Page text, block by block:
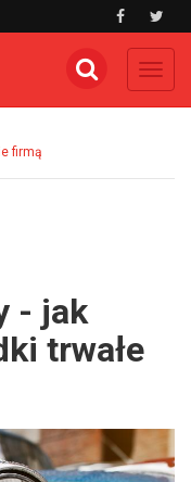
firmą
- jak
trwałe